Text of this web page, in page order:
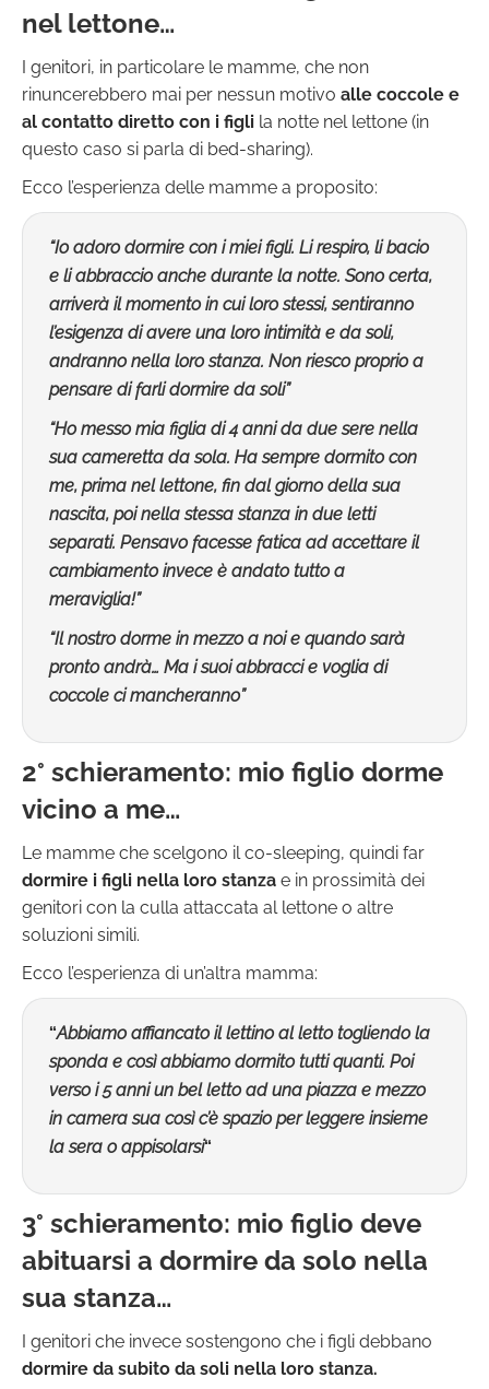
nel lettone…
I genitori, in particolare le mamme, che non
rinuncerebbero mai per nessun motivo alle coccole e
al contatto diretto con i figli la notte nel lettone (in
questo caso si parla di bed-sharing).
Ecco l’esperienza delle mamme a proposito:
“Io adoro dormire con i miei figli. Li respiro, li bacio
e li abbraccio anche durante la notte. Sono certa,
arriverà il momento in cui loro stessi, sentiranno
l’esigenza di avere una loro intimità e da soli,
andranno nella loro stanza. Non riesco proprio a
pensare di farli dormire da soli”
“Ho messo mia figlia di 4 anni da due sere nella
sua cameretta da sola. Ha sempre dormito con
me, prima nel lettone, fin dal giorno della sua
nascita, poi nella stessa stanza in due letti
separati. Pensavo facesse fatica ad accettare il
cambiamento invece è andato tutto a
meraviglia!”
“Il nostro dorme in mezzo a noi e quando sarà
pronto andrà… Ma i suoi abbracci e voglia di
coccole ci mancheranno”
2° schieramento: mio figlio dorme
vicino a me…
Le mamme che scelgono il co-sleeping, quindi far
dormire i figli nella loro stanza e in prossimità dei
genitori con la culla attaccata al lettone o altre
soluzioni simili.
Ecco l’esperienza di un’altra mamma:
“Abbiamo affiancato il lettino al letto togliendo la
sponda e così abbiamo dormito tutti quanti. Poi
verso i 5 anni un bel letto ad una piazza e mezzo
in camera sua così c’è spazio per leggere insieme
la sera o appisolarsi“
3° schieramento: mio figlio deve
abituarsi a dormire da solo nella
sua stanza…
I genitori che invece sostengono che i figli debbano
dormire da subito da soli nella loro stanza.